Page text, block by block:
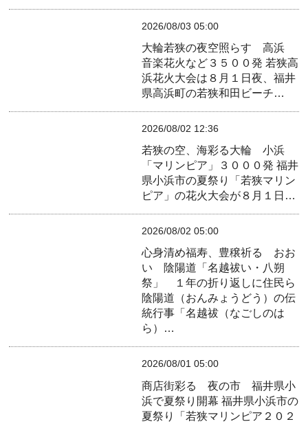
2026/08/03 05:00
大輪若狭の夜空照らす 高浜
音楽花火など３５００発 若狭高
浜花火大会は８月１日夜、福井
県高浜町の若狭和田ビーチ…
2026/08/02 12:36
若狭の空、海彩る大輪 小浜
「マリンピア」３０００発 福井
県小浜市の夏祭り「若狭マリン
ピア」の花火大会が８月１日…
2026/08/02 05:00
心身清め福寿、豊穣祈る おお
い 陰陽道「名越祓い・八朔
祭」 １年の折り返しに住民ら
陰陽道（おんみょうどう）の伝
統行事「名越祓（なごしのは
ら）…
2026/08/01 05:00
商店街彩る 夜の市 福井県小
浜で夏祭り開幕 福井県小浜市の
夏祭り「若狭マリンピア２０２